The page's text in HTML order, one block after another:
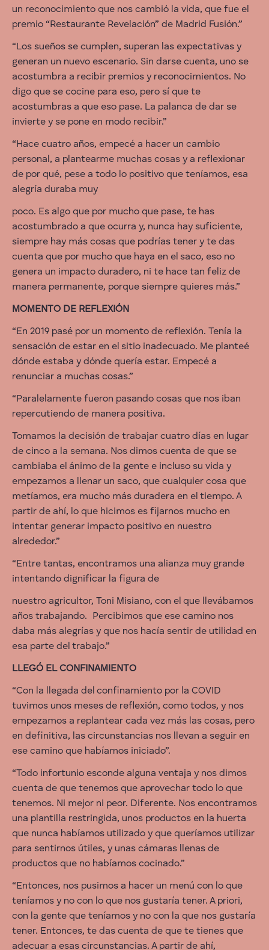
un reconocimiento que nos cambió la vida, que fue el
premio “Restaurante Revelación” de Madrid Fusión.”
“Los sueños se cumplen, superan las expectativas y
generan un nuevo escenario. Sin darse cuenta, uno se
acostumbra a recibir premios y reconocimientos. No
digo que se cocine para eso, pero sí que te
acostumbras a que eso pase. La palanca de dar se
invierte y se pone en modo recibir.”
“Hace cuatro años, empecé a hacer un cambio
personal, a plantearme muchas cosas y a reflexionar
de por qué, pese a todo lo positivo que teníamos, esa
alegría duraba muy
poco. Es algo que por mucho que pase, te has
acostumbrado a que ocurra y, nunca hay suficiente,
siempre hay más cosas que podrías tener y te das
cuenta que por mucho que haya en el saco, eso no
genera un impacto duradero, ni te hace tan feliz de
manera permanente, porque siempre quieres más.”
MOMENTO DE REFLEXIÓN
“En 2019 pasé por un momento de reflexión. Tenía la
sensación de estar en el sitio inadecuado. Me planteé
dónde estaba y dónde quería estar. Empecé a
renunciar a muchas cosas.”
“Paralelamente fueron pasando cosas que nos iban
repercutiendo de manera positiva.
Tomamos la decisión de trabajar cuatro días en lugar
de cinco a la semana. Nos dimos cuenta de que se
cambiaba el ánimo de la gente e incluso su vida y
empezamos a llenar un saco, que cualquier cosa que
metíamos, era mucho más duradera en el tiempo. A
partir de ahí, lo que hicimos es fijarnos mucho en
intentar generar impacto positivo en nuestro
alrededor.”
“Entre tantas, encontramos una alianza muy grande
intentando dignificar la figura de
nuestro agricultor, Toni Misiano, con el que llevábamos
años trabajando. Percibimos que ese camino nos
daba más alegrías y que nos hacía sentir de utilidad en
esa parte del trabajo.”
LLEGÓ EL CONFINAMIENTO
“Con la llegada del confinamiento por la COVID
tuvimos unos meses de reflexión, como todos, y nos
empezamos a replantear cada vez más las cosas, pero
en definitiva, las circunstancias nos llevan a seguir en
ese camino que habíamos iniciado”.
“Todo infortunio esconde alguna ventaja y nos dimos
cuenta de que tenemos que aprovechar todo lo que
tenemos. Ni mejor ni peor. Diferente. Nos encontramos
una plantilla restringida, unos productos en la huerta
que nunca habíamos utilizado y que queríamos utilizar
para sentirnos útiles, y unas cámaras llenas de
productos que no habíamos cocinado.”
“Entonces, nos pusimos a hacer un menú con lo que
teníamos y no con lo que nos gustaría tener. A priori,
con la gente que teníamos y no con la que nos gustaría
tener. Entonces, te das cuenta de que te tienes que
adecuar a esas circunstancias. A partir de ahí,